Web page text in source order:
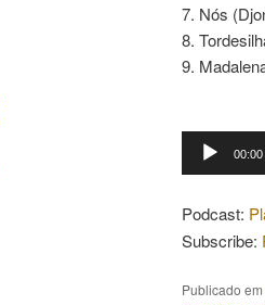
7. Nós
8.
9.
Tocador 00:00
Podcast:
Subscribe:
Publicado em